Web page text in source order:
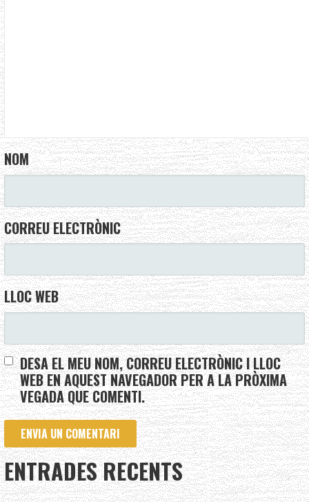
NOM
CORREU ELECTRÒNIC
LLOC WEB
DESA EL MEU NOM, CORREU ELECTRÒNIC I LLOC
WEB EN AQUEST NAVEGADOR PER A LA PRÒXIMA
VEGADA QUE COMENTI.
ENTRADES RECENTS